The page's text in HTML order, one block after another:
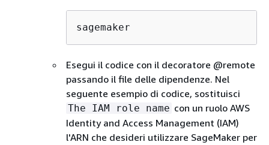
sagemaker
Esegui il codice con il decoratore @remote
passando il file delle dipendenze. Nel
seguente esempio di codice, sostituisci
The IAM role name con un ruolo AWS
Identity and Access Management (IAM)
l'ARN che desideri utilizzare SageMaker per